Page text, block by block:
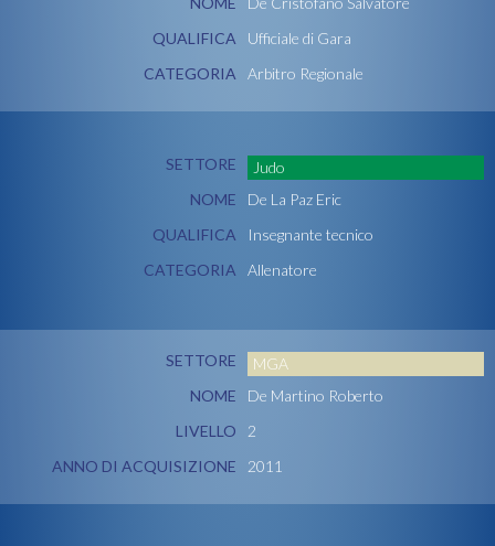
QUALIFICA
Ufficiale di Gara
CATEGORIA Arbitro Regionale
SETTORE
Judo
NOME
De La Paz Eric
QUALIFICA
Insegnante tecnico
CATEGORIA
Allenatore
SETTORE
MGA
NOME
De Martino Roberto
LIVELLO
2
ANNO DI ACQUISIZIONE
2011